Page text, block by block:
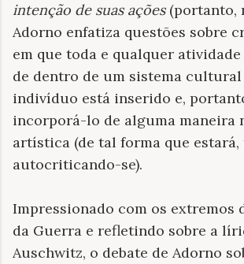
intenção de suas ações(portanto,
Adorno enfatiza questões sobre
em que toda e qualquer
de dentro de um sistema cultural
indivíduo está inserido e,
incorporá-lo de alguma maneira
artística (de tal forma que estará,
autocriticando-se).
Impressionado com os extremos
da Guerra e refletindo sobre a
Auschwitz, o debate de Adorno